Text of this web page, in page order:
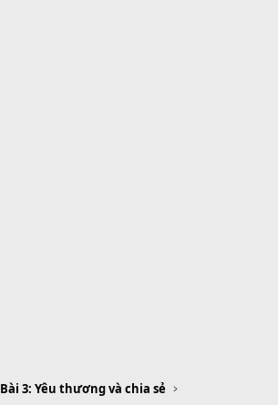
Bài 3: Yêu thương và chia sẻ